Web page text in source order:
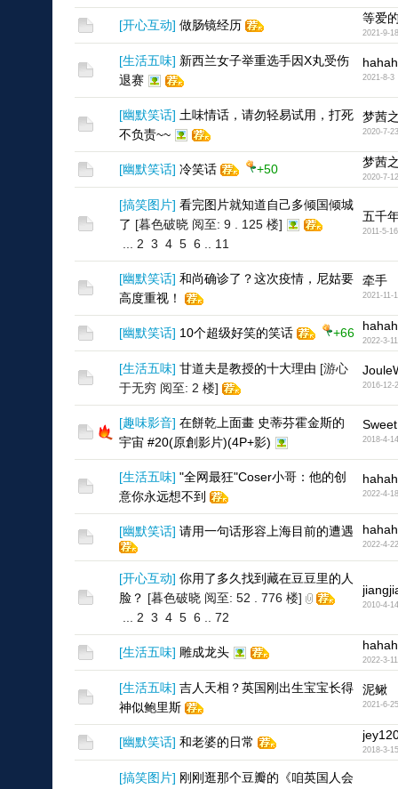
[开心互动] 做肠镜经历 等爱
2021-9-18
[生活五味] 新西兰女子举重选手因X丸受伤
退赛
2021-8-3
[幽默笑话] 土味情话，请勿轻易试用，打死
不负责~~
梦茜
2020-7-23
[幽默笑话] 冷笑话 +50 梦茜
2020-7-12
[搞笑图片] 看完图片就知道自己多倾国倾城
了 [暮色破晓 阅至: 9 . 125 楼]
2 3 4 5 6 11
五千
2011-5-16
[幽默笑话] 和尚确诊了？这次疫情，尼姑要
高度重视！
牵手
2021-11-
[幽默笑话] 10个超级好笑的笑话 +66
2022-3-11
[生活五味] 甘道夫是教授的十大理由 [游心
于无穷 阅至: 2 楼]
2016-12-
[趣味影音] 在餅乾上面畫 史蒂芬霍金斯的
宇宙 #20(原創影片)(4P+影)
2018-4-14
[生活五味] "全网最狂"Coser小哥：他的创
意你永远想不到
2022-4-18
[幽默笑话] 请用一句话形容上海目前的遭遇
2022-4-22
[开心互动] 你用了多久找到藏在豆豆里的人
脸？ [暮色破晓 阅至: 52 . 776 楼]
2 3 4 5 6 72
2010-4-14
[生活五味] 雕成龙头
2022-3-11
[生活五味] 吉人天相？英国刚出生宝宝长得
神似鲍里斯
泥鳅
2021-6-25
[幽默笑话] 和老婆的日常
2018-3-15
[搞笑图片] 刚刚逛那个豆瓣的《咱英国人会